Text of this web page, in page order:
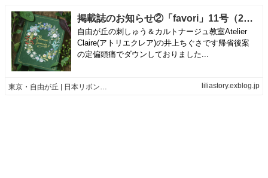
掲載誌のお知らせ②「favori」11号（2017年2月号）年明けのお届けで既に発送はされているそうです。 | 東京・自由が丘 | 日本リボン刺しゅう協会 | 井上ちぐさのリボン刺しゅう&カルトナージュ教室 Atelier Claire(アトリエクレア)
自由が丘の刺しゅう＆カルトナージュ教室Atelier
Claire(アトリエクレア)の井上ちぐさです帰省後案
の定偏頭痛でダウンしておりました...
東京・自由が丘 | 日本リボン刺しゅう協会 | 井上ちぐさのリボン刺しゅう&カルトナージュ教室 Atelier Claire(アトリエクレア) liliastory.exblog.jp